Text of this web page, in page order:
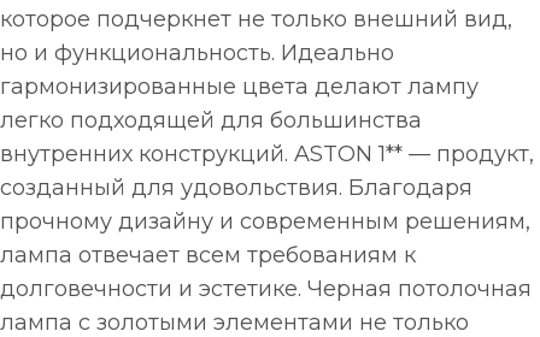
которое подчеркнет не только внешний вид,
но и функциональность. Идеально
гармонизированные цвета делают лампу
легко подходящей для большинства
внутренних конструкций. ASTON 1** — продукт,
созданный для удовольствия. Благодаря
прочному дизайну и современным решениям,
лампа отвечает всем требованиям к
долговечности и эстетике. Черная потолочная
лампа с золотыми элементами не только